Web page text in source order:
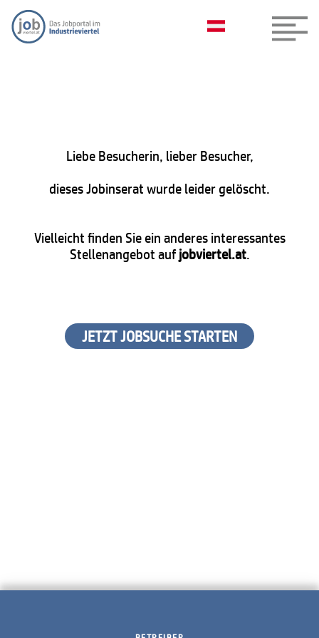
Liebe Besucherin, lieber Besucher,
dieses Jobinserat wurde leider gelöscht.
Vielleicht finden Sie ein anderes interessantes
Stellenangebot aufjobviertel.at.
JETZT JOBSUCHE STARTEN